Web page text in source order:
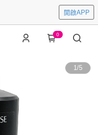
開啟APP
0
1/5